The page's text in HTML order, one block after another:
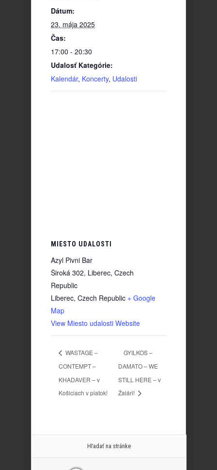
Dátum:
23. mája 2025
Čas:
17:00 - 20:30
Udalosť Kategórie:
Kalendár, Koncerty, Udalosti
MIESTO UDALOSTI
Azyl Pivni Bar
Široká 302, Liberec, Czech
Republic
Liberec, Czech Republic + Google
Map
View Miesto udalosti Website
WASTAGE –
CONTEMPT –
KHADAVER – v
Košiciach v piatok!
GYILKOS –
DAMATO – WE
STILL HERE – v
Žalári!
Hľadať na stránke